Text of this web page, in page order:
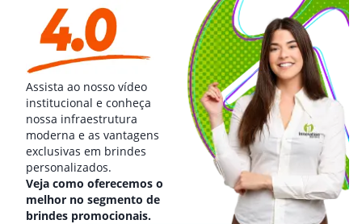
Assista ao nosso vídeo
institucional e conheça
nossa infraestrutura
moderna e as vantagens
exclusivas em brindes
personalizados.
Veja como oferecemos o
melhor no segmento de
brindes promocionais.